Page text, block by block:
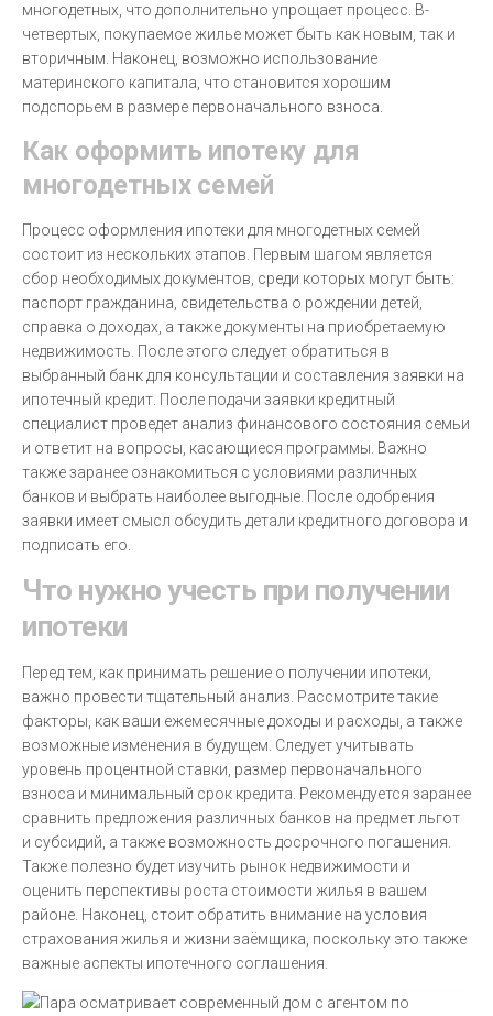
многодетных, что дополнительно упрощает процесс. В-
четвертых, покупаемое жилье может быть как новым, так и
вторичным. Наконец, возможно использование
материнского капитала, что становится хорошим
подспорьем в размере первоначального взноса.
Как оформить ипотеку для
многодетных семей
Процесс оформления ипотеки для многодетных семей
состоит из нескольких этапов. Первым шагом является
сбор необходимых документов, среди которых могут быть:
паспорт гражданина, свидетельства о рождении детей,
справка о доходах, а также документы на приобретаемую
недвижимость. После этого следует обратиться в
выбранный банк для консультации и составления заявки на
ипотечный кредит. После подачи заявки кредитный
специалист проведет анализ финансового состояния семьи
и ответит на вопросы, касающиеся программы. Важно
также заранее ознакомиться с условиями различных
банков и выбрать наиболее выгодные. После одобрения
заявки имеет смысл обсудить детали кредитного договора и
подписать его.
Что нужно учесть при получении
ипотеки
Перед тем, как принимать решение о получении ипотеки,
важно провести тщательный анализ. Рассмотрите такие
факторы, как ваши ежемесячные доходы и расходы, а также
возможные изменения в будущем. Следует учитывать
уровень процентной ставки, размер первоначального
взноса и минимальный срок кредита. Рекомендуется заранее
сравнить предложения различных банков на предмет льгот
и субсидий, а также возможность досрочного погашения.
Также полезно будет изучить рынок недвижимости и
оценить перспективы роста стоимости жилья в вашем
районе. Наконец, стоит обратить внимание на условия
страхования жилья и жизни заёмщика, поскольку это также
важные аспекты ипотечного соглашения.